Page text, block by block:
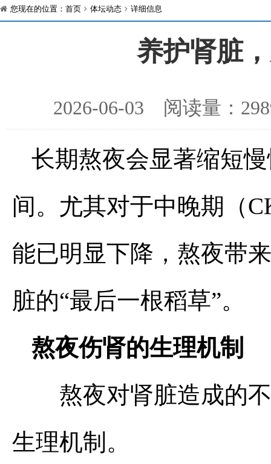
您现在的位置： 首页 体坛动态 详细信息
养护肾脏
2026-06-03 阅读量：
长期熬夜会显著缩短
间。尤其对于中晚期（
能已明显下降，熬夜带
脏的“最后一根稻草”。
熬夜伤肾的生理机制
熬夜对肾脏造成的不
生理机制。